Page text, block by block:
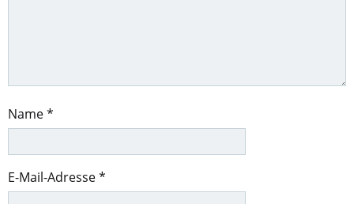
Name*
E-Mail-Adresse*